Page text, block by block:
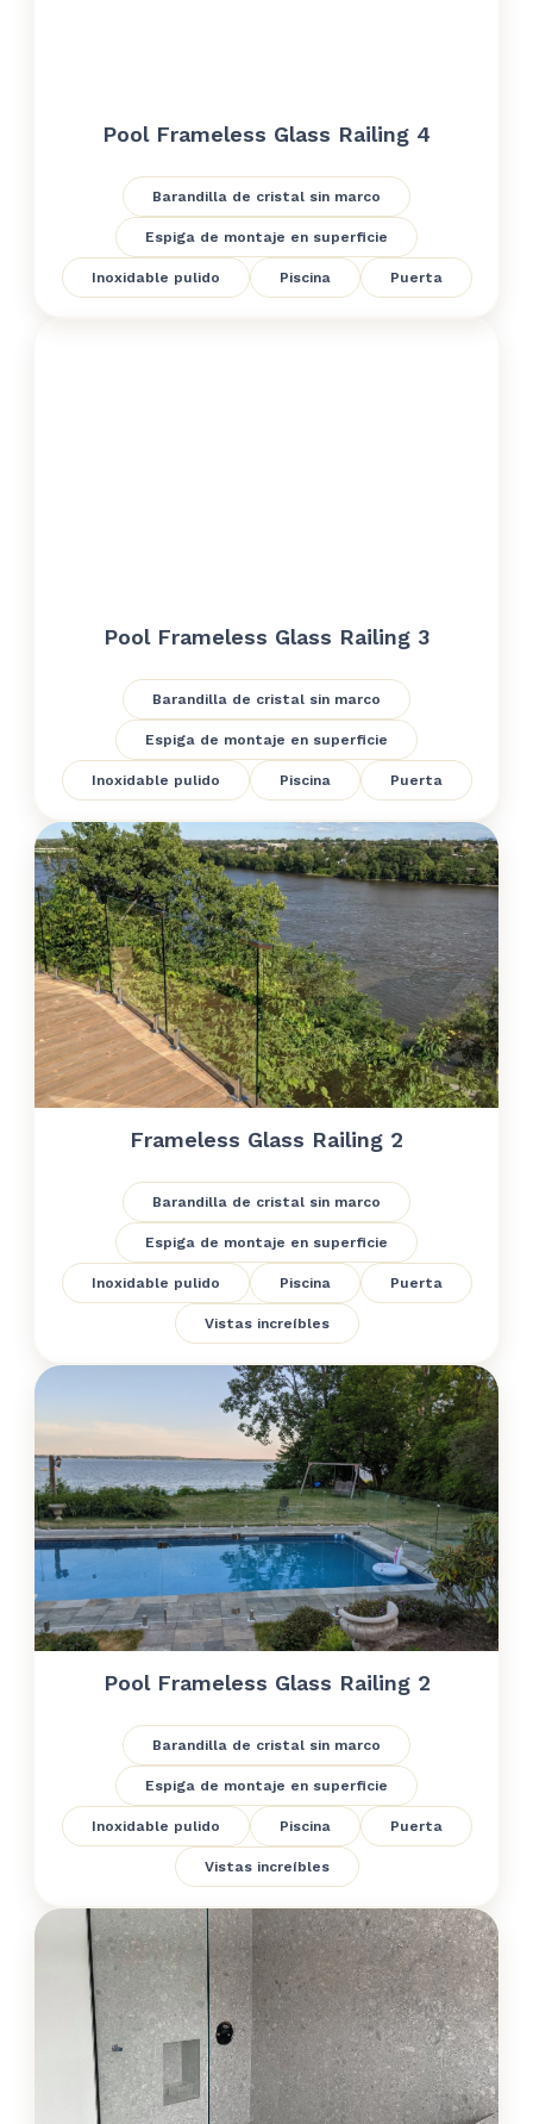
Pool Frameless Glass Railing 4
Barandilla de cristal sin marco
Espiga de montaje en superficie
Inoxidable pulido Piscina Puerta
Pool Frameless Glass Railing 3
Barandilla de cristal sin marco
Espiga de montaje en superficie
Inoxidable pulido Piscina Puerta
Frameless Glass Railing 2
Barandilla de cristal sin marco
Espiga de montaje en superficie
Inoxidable pulido Piscina Puerta
Vistas increíbles
Pool Frameless Glass Railing 2
Barandilla de cristal sin marco
Espiga de montaje en superficie
Inoxidable pulido Piscina Puerta
Vistas increíbles